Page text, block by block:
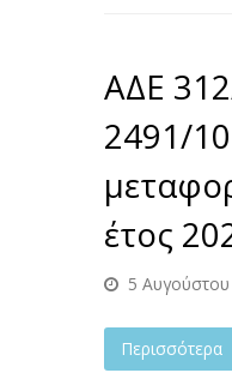
ΑΔΕ
2491/
έτος
5
Περισσότερα